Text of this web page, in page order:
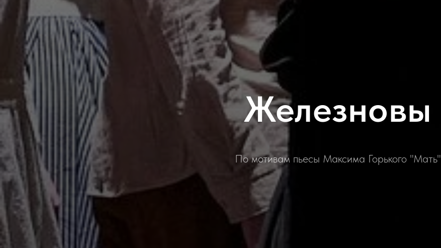
Железновы
По мотивам пьесы Максима Горького "Мать"